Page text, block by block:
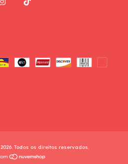
Todos os direitos reservados.